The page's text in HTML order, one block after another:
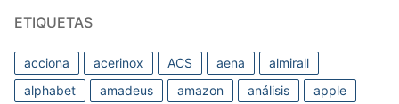
ETIQUETAS
acciona acerinox ACS aena
almirall
alphabet
amadeus amazon análisis
apple